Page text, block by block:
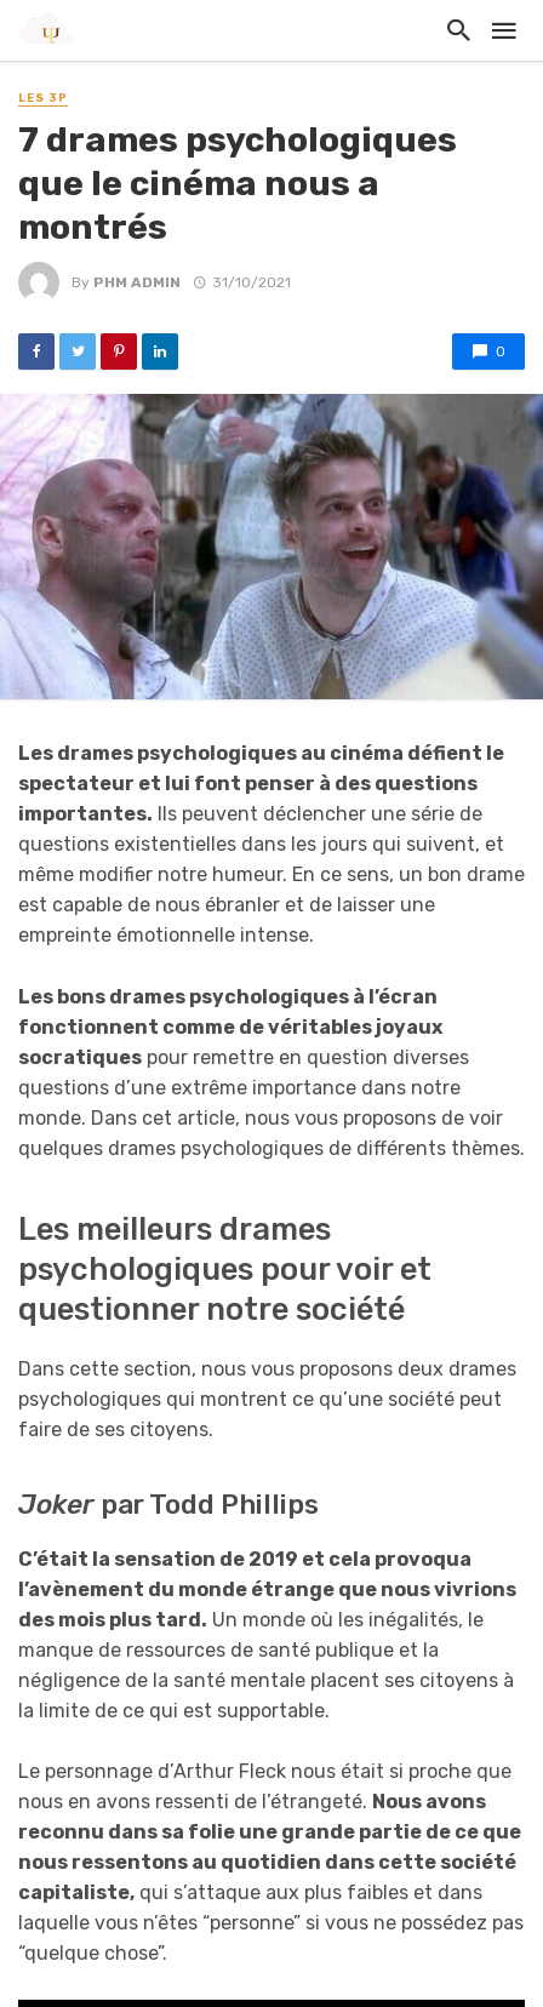
LES 3P
7 drames psychologiques
que le cinéma nous a
montrés
By PHM ADMIN 31/10/2021
0
Les drames psychologiques au cinéma défient le
spectateur et lui font penser à des questions
importantes. Ils peuvent déclencher une série de
questions existentielles dans les jours qui suivent, et
même modifier notre humeur. En ce sens, un bon drame
est capable de nous ébranler et de laisser une
empreinte émotionnelle intense.
Les bons drames psychologiques à l’écran
fonctionnent comme de véritables joyaux
socratiques pour remettre en question diverses
questions d’une extrême importance dans notre
monde. Dans cet article, nous vous proposons de voir
quelques drames psychologiques de différents thèmes.
Les meilleurs drames
psychologiques pour voir et
questionner notre société
Dans cette section, nous vous proposons deux drames
psychologiques qui montrent ce qu’une société peut
faire de ses citoyens.
Joker par Todd Phillips
C’était la sensation de 2019 et cela provoqua
l’avènement du monde étrange que nous vivrions
des mois plus tard. Un monde où les inégalités, le
manque de ressources de santé publique et la
négligence de la santé mentale placent ses citoyens à
la limite de ce qui est supportable.
Le personnage d’Arthur Fleck nous était si proche que
nous en avons ressenti de l’étrangeté. Nous avons
reconnu dans sa folie une grande partie de ce que
nous ressentons au quotidien dans cette société
capitaliste, qui s’attaque aux plus faibles et dans
laquelle vous n’êtes “personne” si vous ne possédez pas
“quelque chose”.